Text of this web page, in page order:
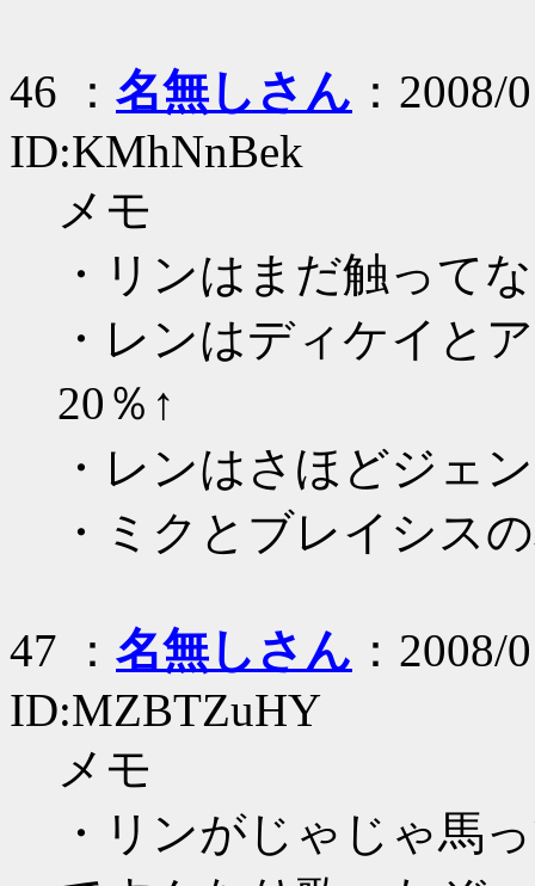
46 ： 名無しさん ：2008/
ID:KMhNnBek
メモ
・リンはまだ触って
・レンはディケイと
20％↑
・レンはさほどジェ
・ミクとブレイシス
47 ： 名無しさん ：2008/
ID:MZBTZuHY
メモ
・リンがじゃじゃ馬